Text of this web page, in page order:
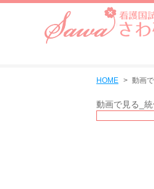
HOME 動画
動画で見る_統